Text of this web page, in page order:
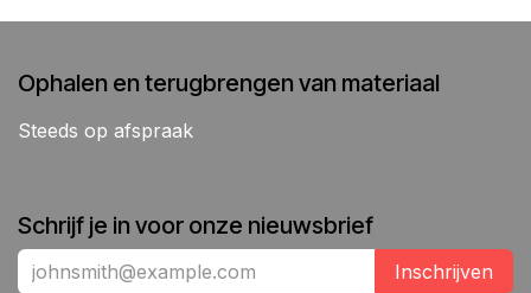
Ophalen en terugbrengen van materiaal
Steeds op afspraak
Schrijf je in voor onze nieuwsbrief
Inschrijven